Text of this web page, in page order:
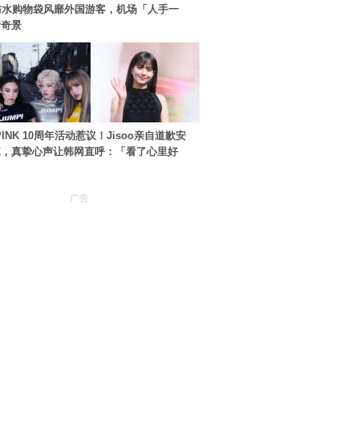
购物袋风靡外国游客，机场「人手一
景
10周年活动惹议！Jisoo亲自道歉安
真挚心声让韩网直呼：「看了心里好
广告